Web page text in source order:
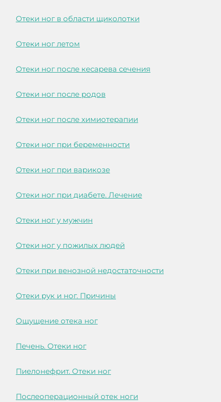
Отеки ног в области щиколотки
Отеки ног летом
Отеки ног после кесарева сечения
Отеки ног после родов
Отеки ног после химиотерапии
Отеки ног при беременности
Отеки ног при варикозе
Отеки ног при диабете. Лечение
Отеки ног у мужчин
Отеки ног у пожилых людей
Отеки при венозной недостаточности
Отеки рук и ног. Причины
Ощущение отека ног
Печень. Отеки ног
Пиелонефрит. Отеки ног
Послеоперационный отек ноги